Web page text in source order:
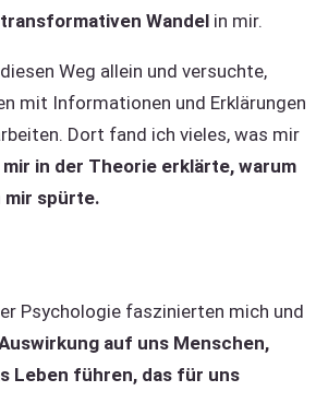
Wandel in mir.
Weg allein und versuchte,
mit Informationen und Erklärungen
Dort fand ich vieles, was mir
in der Theorie erklärte, warum
mir spürte.
Psychologie faszinierten mich und
auf uns Menschen,
Leben führen, das für uns